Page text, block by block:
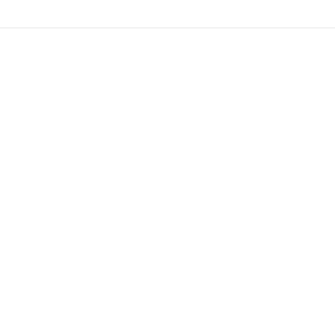
داخل منزلين بفاس يثير استنفار السلطات الأمنية